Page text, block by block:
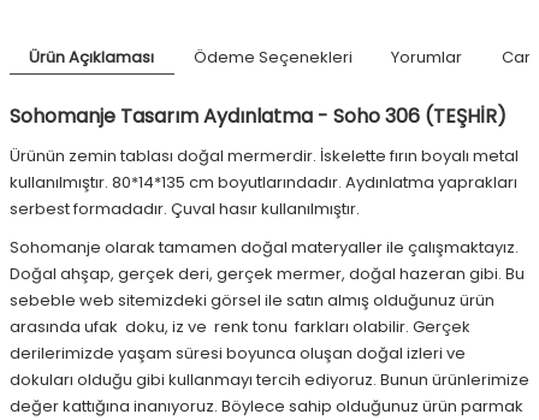
Ürün Açıklaması Ödeme Seçenekleri Yorumlar
Sohomanje Tasarım Aydınlatma - Soho 306 (TEŞHİR)
Ürünün zemin tablası doğal mermerdir. İskelette fırın boyalı metal
kullanılmıştır. 80*14*135 cm boyutlarındadır. Aydınlatma yaprakları
serbest formadadır. Çuval hasır kullanılmıştır.
Sohomanje olarak tamamen doğal materyaller ile çalışmaktayız.
Doğal ahşap, gerçek deri, gerçek mermer, doğal hazeran gibi. Bu
sebeble web sitemizdeki görsel ile satın almış olduğunuz ürün
arasında ufak doku, iz ve renk tonu farkları olabilir. Gerçek
derilerimizde yaşam süresi boyunca oluşan doğal izleri ve
dokuları olduğu gibi kullanmayı tercih ediyoruz. Bunun ürünlerimize
değer kattığına inanıyoruz. Böylece sahip olduğunuz ürün parmak